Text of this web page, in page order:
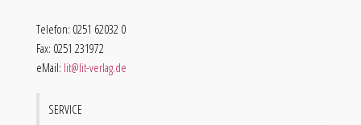
Telefon: 0251 62032 0
Fax: 0251 231972
eMail: lit@lit-verlag.de
SERVICE